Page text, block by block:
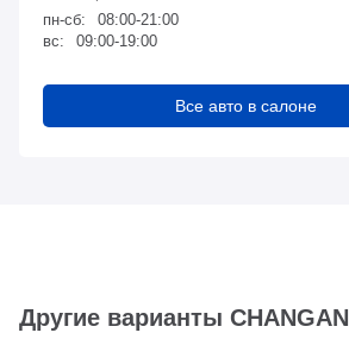
пн-сб:
08:00-21:00
вс:
09:00-19:00
Все авто в салоне
Другие варианты CHANGAN